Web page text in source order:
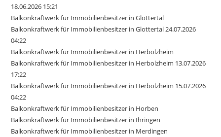
18.06.2026 15:21
Balkonkraftwerk für Immobilienbesitzer in Glottertal
Balkonkraftwerk für Immobilienbesitzer in Glottertal 24.07.2026
04:22
Balkonkraftwerk für Immobilienbesitzer in Herbolzheim
Balkonkraftwerk für Immobilienbesitzer in Herbolzheim 13.07.2026
17:22
Balkonkraftwerk für Immobilienbesitzer in Herbolzheim 15.07.2026
04:22
Balkonkraftwerk für Immobilienbesitzer in Horben
Balkonkraftwerk für Immobilienbesitzer in Ihringen
Balkonkraftwerk für Immobilienbesitzer in Merdingen